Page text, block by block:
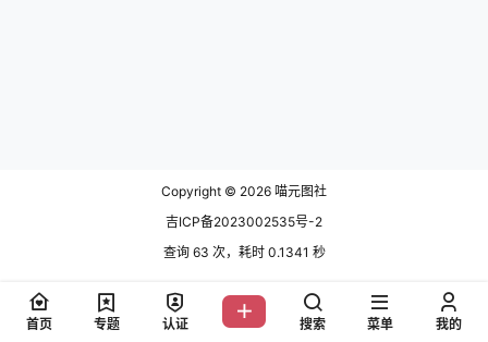
Copyright © 2026 喵元图社
吉ICP备2023002535号-2
查询 63 次，耗时 0.1341 秒
首页 专题 认证 搜索 菜单 我的